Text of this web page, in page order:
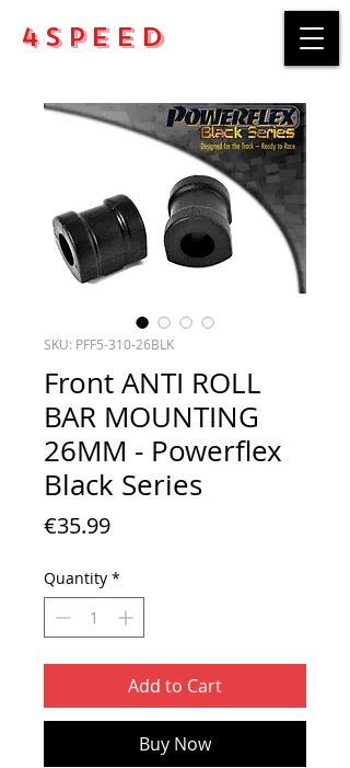
4Speed
SKU: PFF5-310-26BLK
Front ANTI ROLL
BAR MOUNTING
26MM - Powerflex
Black Series
€35.99Price
Quantity *
Add to Cart
Buy Now